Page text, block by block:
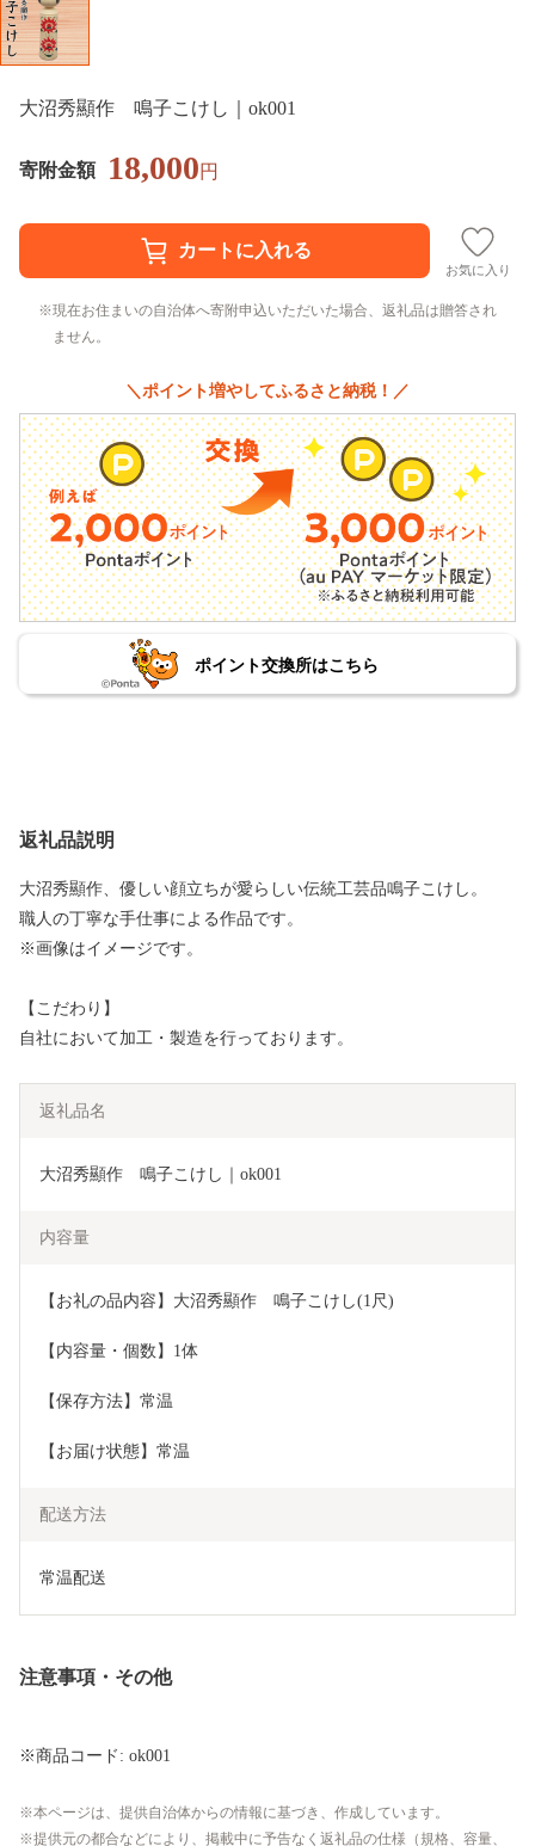
大沼秀顯作 鳴子こけし｜ok001
寄附金額 18,000円
お気に入り
現在お住まいの自治体へ寄附申込いただいた場合、返礼品は贈答され
ません。
＼ポイント増やしてふるさと納税！／
ポイント交換所はこちら
返礼品説明
大沼秀顯作、優しい顔立ちが愛らしい伝統工芸品鳴子こけし。
職人の丁寧な手仕事による作品です。
※画像はイメージです。
【こだわり】
自社において加工・製造を行っております。
返礼品名
大沼秀顯作　鳴子こけし｜ok001
内容量
【お礼の品内容】大沼秀顯作　鳴子こけし(1尺)
【内容量・個数】1体
【保存方法】常温
【お届け状態】常温
配送方法
常温配送
注意事項・その他
※商品コード: ok001
本ページは、提供自治体からの情報に基づき、作成しています。
提供元の都合などにより、掲載中に予告なく返礼品の仕様（規格、容量、